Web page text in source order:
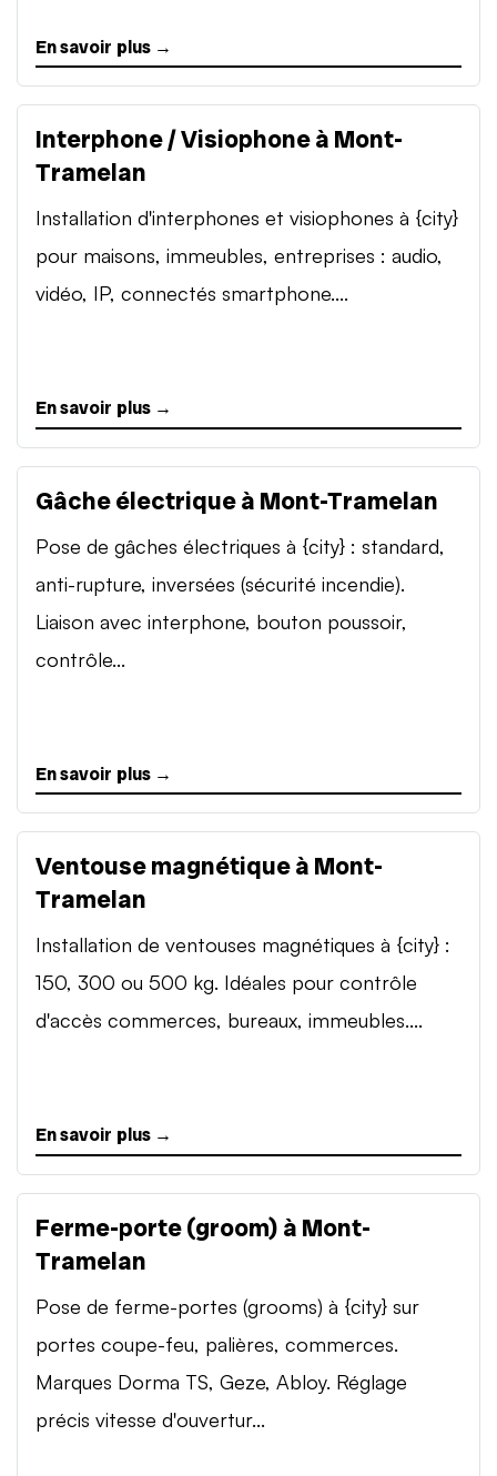
En savoir plus →
Interphone / Visiophone à Mont-
Tramelan
Installation d'interphones et visiophones à {city}
pour maisons, immeubles, entreprises : audio,
vidéo, IP, connectés smartphone....
En savoir plus →
Gâche électrique à Mont-Tramelan
Pose de gâches électriques à {city} : standard,
anti-rupture, inversées (sécurité incendie).
Liaison avec interphone, bouton poussoir,
contrôle...
En savoir plus →
Ventouse magnétique à Mont-
Tramelan
Installation de ventouses magnétiques à {city} :
150, 300 ou 500 kg. Idéales pour contrôle
d'accès commerces, bureaux, immeubles....
En savoir plus →
Ferme-porte (groom) à Mont-
Tramelan
Pose de ferme-portes (grooms) à {city} sur
portes coupe-feu, palières, commerces.
Marques Dorma TS, Geze, Abloy. Réglage
précis vitesse d'ouvertur...